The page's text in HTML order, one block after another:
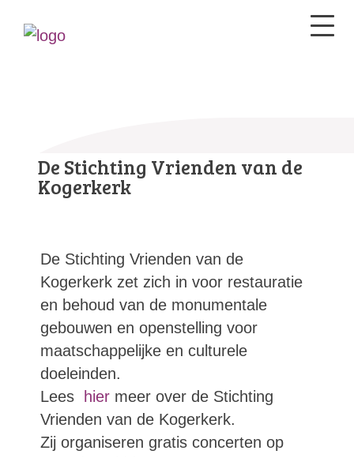
De Stichting Vrienden van de
Kogerkerk
De Stichting Vrienden van de
Kogerkerk zet zich in voor restauratie
en behoud van de monumentale
gebouwen en openstelling voor
maatschappelijke en culturele
doeleinden.
Lees
hier meer over de Stichting
Vrienden van de Kogerkerk.
Zij organiseren gratis concerten op